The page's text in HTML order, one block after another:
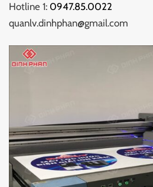
Hotline 1: 0947.85.0022
quanlv.dinhphan@gmail.com